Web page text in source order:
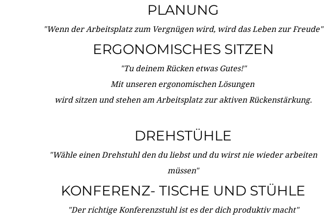
PLANUNG
"Wenn der Arbeitsplatz zum Vergnügen wird, wird das Leben zur Freude"
ERGONOMISCHES SITZEN
"Tu deinem Rücken etwas Gutes!"
Mit unseren ergonomischen Lösungen
wird sitzen und stehen am Arbeitsplatz zur aktiven Rückenstärkung.
DREHSTÜHLE
"Wähle einen Drehstuhl den du liebst und du wirst nie wieder arbeiten
müssen"
KONFERENZ- TISCHE UND STÜHLE
"Der richtige Konferenzstuhl ist es der dich produktiv macht"